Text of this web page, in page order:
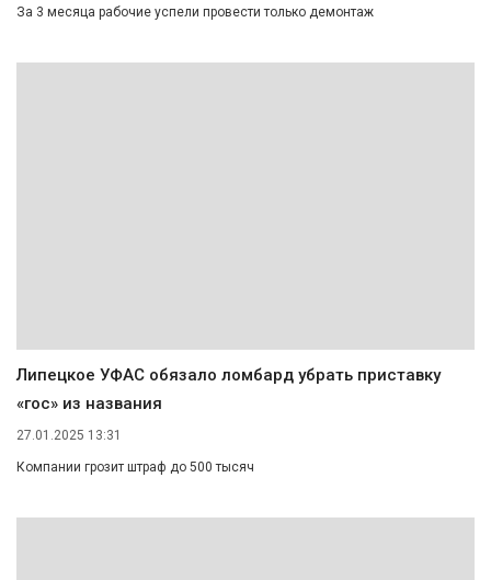
За 3 месяца рабочие успели провести только демонтаж
Липецкое УФАС обязало ломбард убрать приставку
«гос» из названия
27.01.2025 13:31
Компании грозит штраф до 500 тысяч